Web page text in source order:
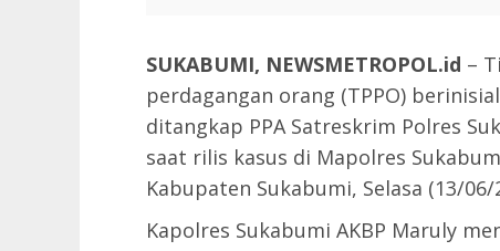
SUKABUMI, NEWSMETROPOL.id –
perdagangan orang (TPPO)
ditangkap PPA Satreskrim Polres
saat rilis kasus di Mapolres
Kabupaten Sukabumi, Selasa (13/06/
Kapolres Sukabumi AKBP Maruly